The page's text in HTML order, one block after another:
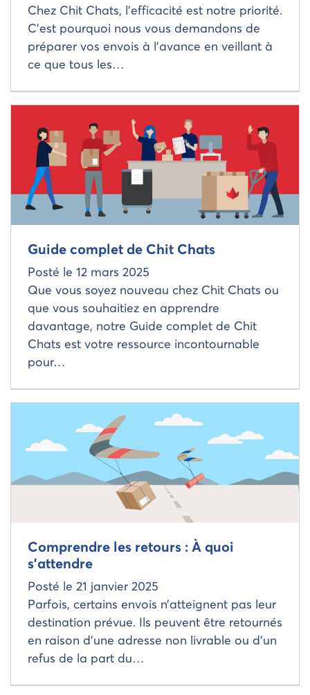
Chez Chit Chats, l’efficacité est notre priorité.
C’est pourquoi nous vous demandons de
préparer vos envois à l’avance en veillant à
ce que tous les…
Guide complet de Chit Chats
Posté le 12 mars 2025
Que vous soyez nouveau chez Chit Chats ou
que vous souhaitiez en apprendre
davantage, notre Guide complet de Chit
Chats est votre ressource incontournable
pour…
Comprendre les retours : À quoi
s’attendre
Posté le 21 janvier 2025
Parfois, certains envois n’atteignent pas leur
destination prévue. Ils peuvent être retournés
en raison d’une adresse non livrable ou d’un
refus de la part du…